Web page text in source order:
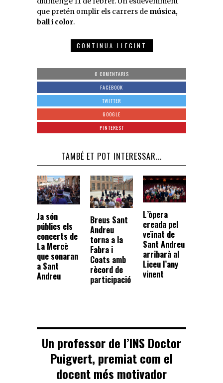
que pretén omplir els carrers de música,
ball i color.
CONTINUA LLEGINT
0 COMENTARIS
FACEBOOK
TWITTER
GOOGLE
PINTEREST
TAMBÉ ET POT INTERESSAR...
Ja són
públics els
concerts de
La Mercè
que sonaran
a Sant
Andreu
Breus Sant
Andreu
torna a la
Fabra i
Coats amb
rècord de
participació
L’òpera
creada pel
veïnat de
Sant Andreu
arribarà al
Liceu l’any
vinent
Un professor de l’INS Doctor
Puigvert, premiat com el
docent més motivador